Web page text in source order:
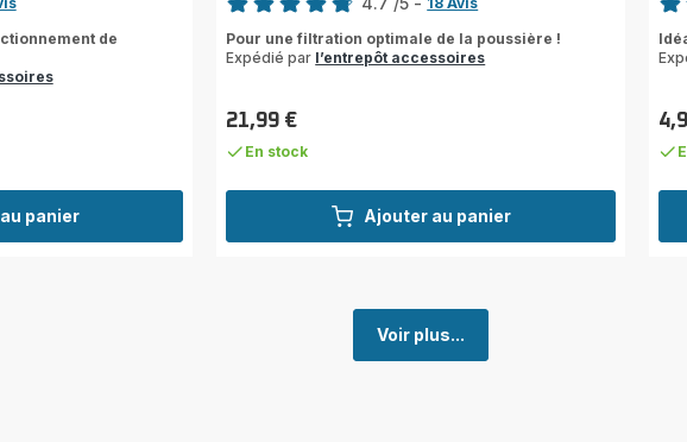
panier
de
Ajouter au panier
Pour une filtration optimale de la poussière !
Expédié par l’entrepôt accessoires
Prix
21,99 €
En stock
Prix
Voir plus...